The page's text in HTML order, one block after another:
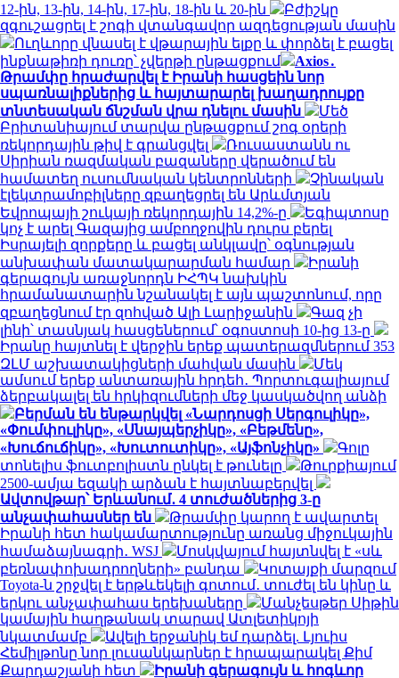
12-ին, 13-ին, 14-ին, 17-ին, 18-ին և 20-ին
Բժիշկը
զգուշացրել է շոգի վտանգավոր ազդեցության մասին
Ուղևորը վնասել է վթարային ելքը և փորձել է բացել
ինքնաթիռի դուռը՝ չվերթի ընթացքում
Axios․
Թրամփը հրաժարվել է Իրանի հասցեին նոր
սպառնալիքներից և հայտարարել խաղադրույքը
տնտեսական ճնշման վրա դնելու մասին
Մեծ
Բրիտանիայում տարվա ընթացքում շոգ օրերի
ռեկորդային թիվ է գրանցվել
Ռուսաստանն ու
Սիրիան ռազմական բազաները վերածում են
համատեղ ուսումնական կենտրոնների
Չինական
էլեկտրամոբիլները զբաղեցրել են Արևմտյան
Եվրոպայի շուկայի ռեկորդային 14,2%-ը
Եգիպտոսը
կոչ է արել Գազայից ամբողջովին դուրս բերել
Իսրայելի զորքերը և բացել անկլավը՝ օգնության
անխափան մատակարարման համար
Իրանի
գերագույն առաջնորդն ԻՀՊԿ նախկին
հրամանատարին նշանակել է այն պաշտոնում, որը
զբաղեցնում էր զոհված Ալի Լարիջանին
Գազ չի
լինի՝ տասնյակ հասցեներում՝ օգոստոսի 10-ից 13-ը
Իրանը հայտնել է վերջին երեք պատերազմներում 353
ԶԼՄ աշխատակիցների մահվան մասին
Մեկ
ամսում երեք անտառային հրդեհ․ Պորտուգալիայում
ձերբակալել են հրկիզումների մեջ կասկածվող անձի
Բերման են ենթարկվել «Նարդոսցի Սերգուլիկը»,
«Փումփուլիկը», «Սնայպերչիկը», «Բեթմենը»,
«Խուճուճիկը», «Խուտուտիկը», «Այֆոնչիկը»
Գոլը
տոնելիս ֆուտբոլիստն ընկել է թունելը
Թուրքիայում
2500-ամյա եզակի արձան է հայտնաբերվել
Ավտովթար՝ Երևանում․ 4 տուժածներից 3-ը
անչափահասներ են
Թրամփը կարող է ավարտել
Իրանի հետ հակամարտությունը առանց միջուկային
համաձայնագրի․ WSJ
Մոսկվայում հայտնվել է «սև
բեռնափոխադրողների» բանդա
Կոտայքի մարզում
Toyota-ն շրջվել է երթևեկելի գոտում․ տուժել են կինը և
երկու անչափահաս երեխաները
Մանչեսթեր Սիթին
կամային հաղթանակ տարավ Ատլետիկոյի
նկատմամբ
Ավելի երջանիկ եմ դարձել. Լյուիս
Հեմիլթոնը նոր լուսանկարներ է հրապարակել Քիմ
Քարդաշյանի հետ
Իրանի գերագույն և հոգևոր